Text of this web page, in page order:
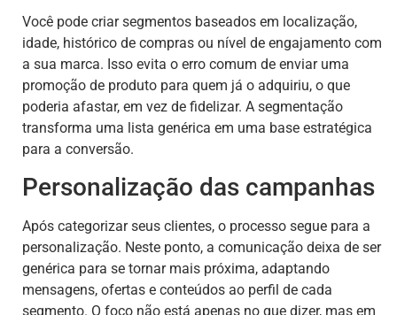
Você pode criar segmentos baseados em localização,
idade, histórico de compras ou nível de engajamento com
a sua marca. Isso evita o erro comum de enviar uma
promoção de produto para quem já o adquiriu, o que
poderia afastar, em vez de fidelizar. A segmentação
transforma uma lista genérica em uma base estratégica
para a conversão.
Personalização das campanhas
Após categorizar seus clientes, o processo segue para a
personalização. Neste ponto, a comunicação deixa de ser
genérica para se tornar mais próxima, adaptando
mensagens, ofertas e conteúdos ao perfil de cada
segmento. O foco não está apenas no que dizer, mas em